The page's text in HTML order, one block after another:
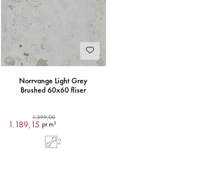
Norrvange Light Grey
Brushed 60x60 fliser
1.399,00
1.189,15 pr m²
2